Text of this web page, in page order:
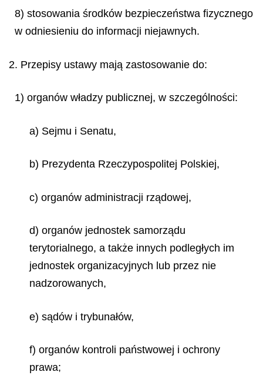
8) stosowania środków bezpieczeństwa fizycznego
w odniesieniu do informacji niejawnych.
2. Przepisy ustawy mają zastosowanie do:
1) organów władzy publicznej, w szczególności:
a) Sejmu i Senatu,
b) Prezydenta Rzeczypospolitej Polskiej,
c) organów administracji rządowej,
d) organów jednostek samorządu
terytorialnego, a także innych podległych im
jednostek organizacyjnych lub przez nie
nadzorowanych,
e) sądów i trybunałów,
f) organów kontroli państwowej i ochrony
prawa;